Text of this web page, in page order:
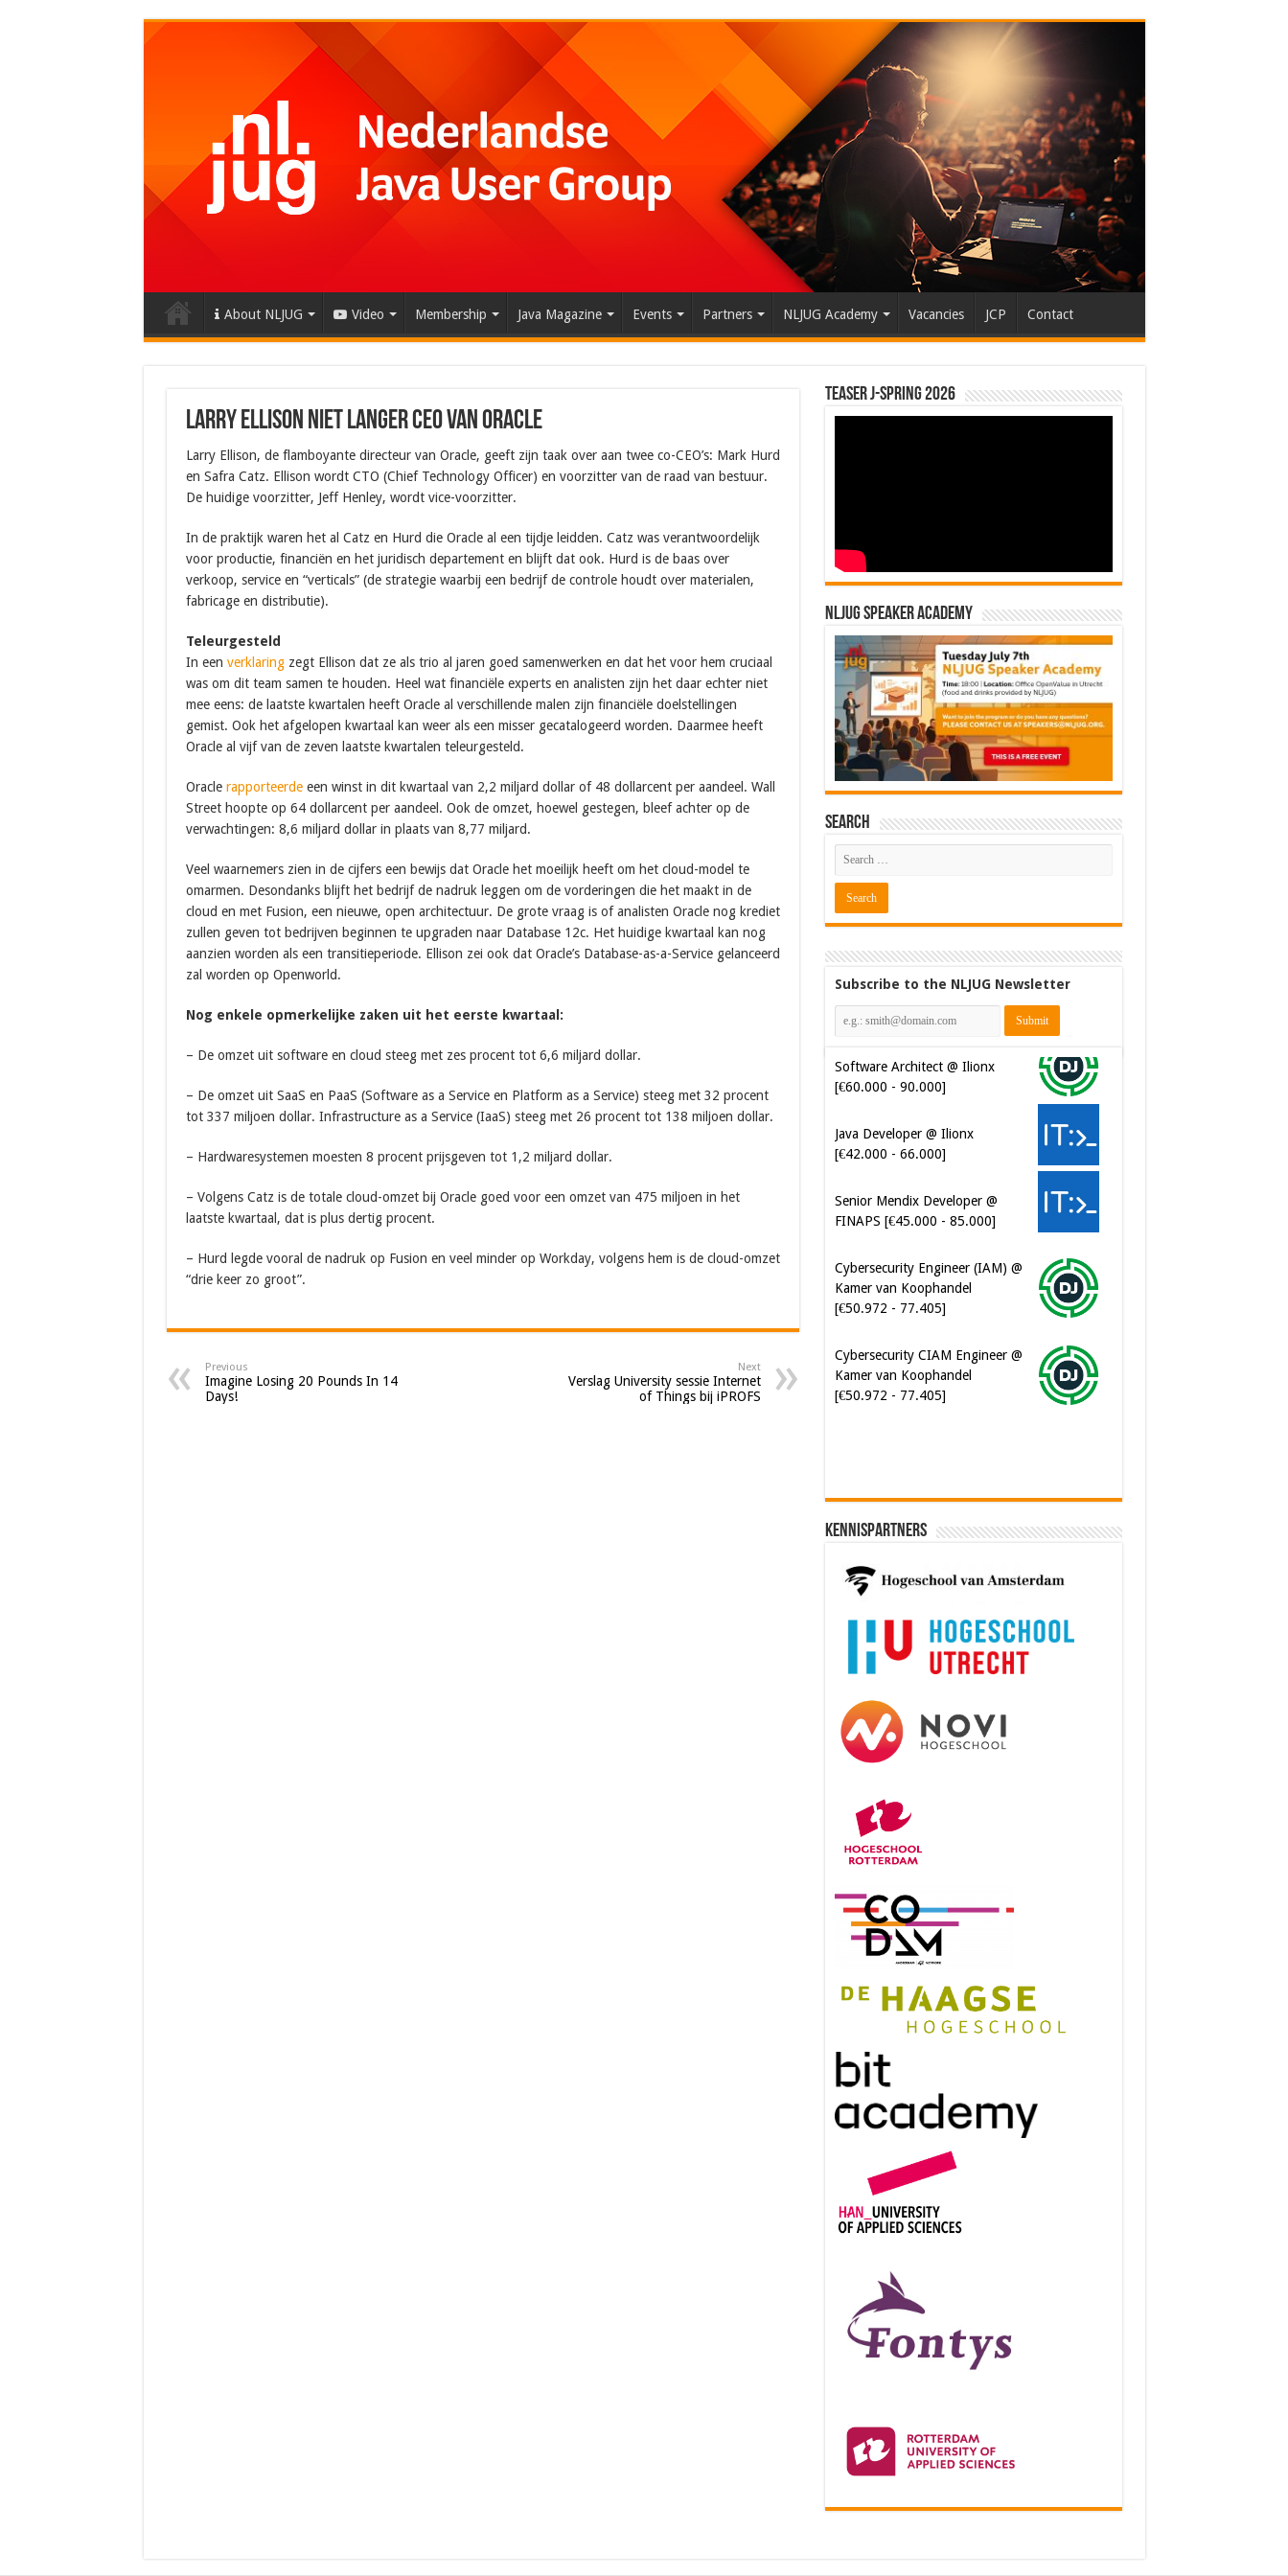
About NLJUG Video Membership Java Magazine Events Partners NLJUG Academy Vacancies JCP Contact
Larry Ellison niet langer CEO van Oracle
Larry Ellison, de flamboyante directeur van Oracle, geeft zijn taak over aan twee co-CEO’s: Mark Hurd
en Safra Catz. Ellison wordt CTO (Chief Technology Officer) en voorzitter van de raad van bestuur.
De huidige voorzitter, Jeff Henley, wordt vice-voorzitter.
In de praktijk waren het al Catz en Hurd die Oracle al een tijdje leidden. Catz was verantwoordelijk
voor productie, financiën en het juridisch departement en blijft dat ook. Hurd is de baas over
verkoop, service en “verticals” (de strategie waarbij een bedrijf de controle houdt over materialen,
fabricage en distributie).
Teleurgesteld
In een verklaring zegt Ellison dat ze als trio al jaren goed samenwerken en dat het voor hem cruciaal
was om dit team samen te houden. Heel wat financiële experts en analisten zijn het daar echter niet
mee eens: de laatste kwartalen heeft Oracle al verschillende malen zijn financiële doelstellingen
gemist. Ook het afgelopen kwartaal kan weer als een misser gecatalogeerd worden. Daarmee heeft
Oracle al vijf van de zeven laatste kwartalen teleurgesteld.
Oracle rapporteerde een winst in dit kwartaal van 2,2 miljard dollar of 48 dollarcent per aandeel. Wall
Street hoopte op 64 dollarcent per aandeel. Ook de omzet, hoewel gestegen, bleef achter op de
verwachtingen: 8,6 miljard dollar in plaats van 8,77 miljard.
Veel waarnemers zien in de cijfers een bewijs dat Oracle het moeilijk heeft om het cloud-model te
omarmen. Desondanks blijft het bedrijf de nadruk leggen om de vorderingen die het maakt in de
cloud en met Fusion, een nieuwe, open architectuur. De grote vraag is of analisten Oracle nog krediet
zullen geven tot bedrijven beginnen te upgraden naar Database 12c. Het huidige kwartaal kan nog
aanzien worden als een transitieperiode. Ellison zei ook dat Oracle’s Database-as-a-Service gelanceerd
zal worden op Openworld.
Nog enkele opmerkelijke zaken uit het eerste kwartaal:
– De omzet uit software en cloud steeg met zes procent tot 6,6 miljard dollar.
– De omzet uit SaaS en PaaS (Software as a Service en Platform as a Service) steeg met 32 procent
tot 337 miljoen dollar. Infrastructure as a Service (IaaS) steeg met 26 procent tot 138 miljoen dollar.
– Hardwaresystemen moesten 8 procent prijsgeven tot 1,2 miljard dollar.
– Volgens Catz is de totale cloud-omzet bij Oracle goed voor een omzet van 475 miljoen in het
laatste kwartaal, dat is plus dertig procent.
– Hurd legde vooral de nadruk op Fusion en veel minder op Workday, volgens hem is de cloud-omzet
“drie keer zo groot”.
Previous
Imagine Losing 20 Pounds In 14
Days!
Next
Verslag University sessie Internet
of Things bij iPROFS
Teaser J-Spring 2026
NLJUG Speaker Academy
Search
Subscribe to the NLJUG Newsletter
Software Architect @ Ilionx
[€60.000 - 90.000]
Java Developer @ Ilionx
[€42.000 - 66.000]
Senior Mendix Developer @
FINAPS [€45.000 - 85.000]
Cybersecurity Engineer (IAM) @
Kamer van Koophandel
[€50.972 - 77.405]
Cybersecurity CIAM Engineer @
Kamer van Koophandel
[€50.972 - 77.405]
Kennispartners